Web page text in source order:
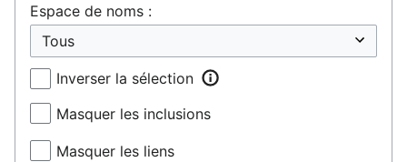
Espace de noms :
Inverser la sélection
Masquer les inclusions
Masquer les liens